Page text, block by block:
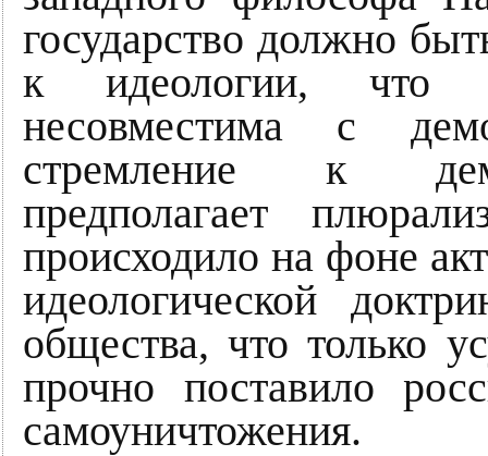
государство должно
к идеологии, что
несовместима с
стремление к
предполагает
происходило на фоне
идеологической
общества, что только
прочно поставило
самоуничтожения.